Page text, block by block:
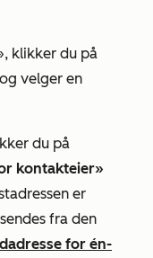
klikker du på
og velger en
du på
kontakteier»
er
fra den
for én-